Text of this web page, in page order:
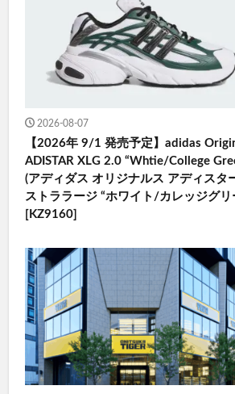
2026-08-07
【2026年 9/1 発売予定】adidas
ADISTAR XLG 2.0 “Whtie/College
(アディダス オリジナルス アディスタ
ストララージ “ホワイト/カレッジグリ
[KZ9160]